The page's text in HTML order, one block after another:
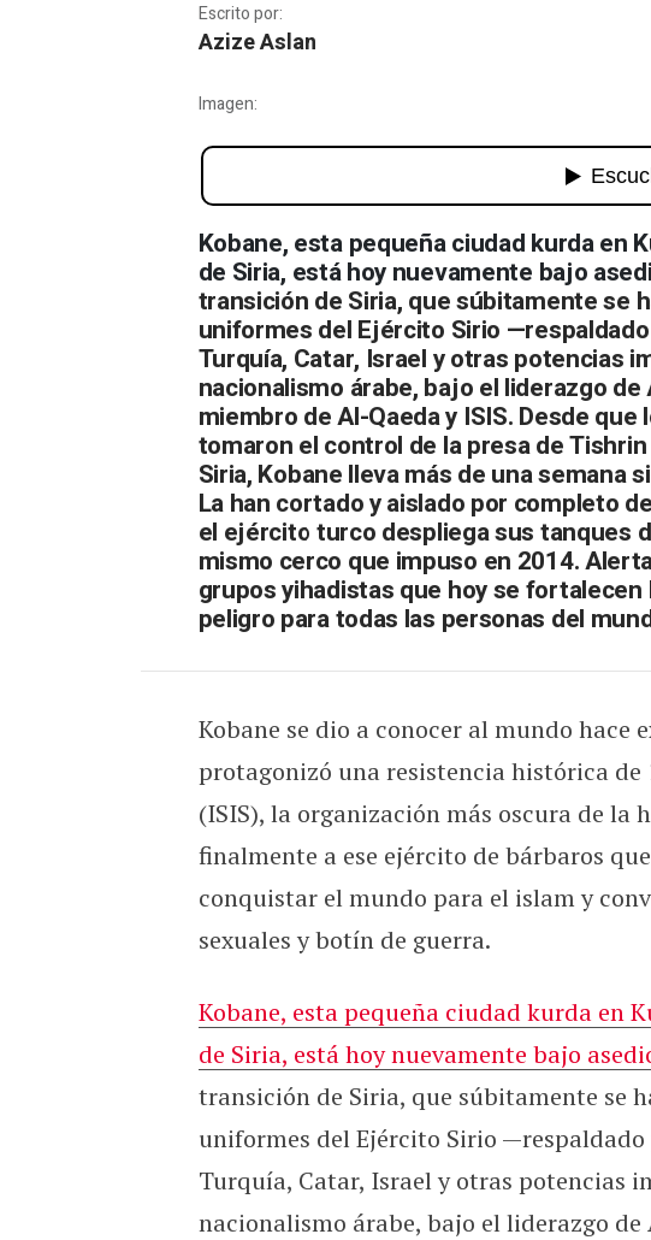
Escrito por:
Azize Aslan
Imagen:
Kobane está asediada y el
Kobane, esta pequeña ciudad kurda en
de Siria, está hoy nuevamente bajo
transición de Siria, que súbitamente se
uniformes del Ejército Sirio
Turquía, Catar, Israel y otras potencias
nacionalismo árabe, bajo el liderazgo
miembro de Al-Qaeda y ISIS. Desde
tomaron el control de la presa de
Siria, Kobane lleva más de una semana
La han cortado y aislado por completo
el ejército turco despliega sus tanques
mismo cerco que impuso en 2014.
grupos yihadistas que hoy se
peligro para todas las personas del
Kobane se dio a conocer al mundo hace
protagonizó una resistencia histórica
(ISIS), la organización más oscura de
finalmente a ese ejército de bárbaros
conquistar el mundo para el islam y
sexuales y botín de guerra.
Kobane, esta pequeña ciudad kurda en
de Siria, está hoy nuevamente bajo
transición de Siria, que súbitamente se
uniformes del Ejército Sirio
Turquía, Catar, Israel y otras potencias
nacionalismo árabe, bajo el liderazgo